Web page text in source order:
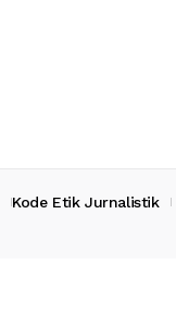
Kode Etik Jurnalistik